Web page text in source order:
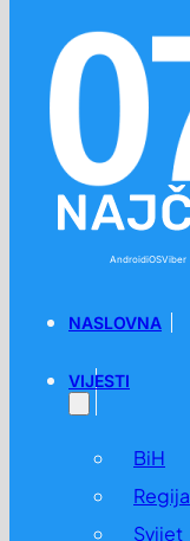
AndroidiOSViber
NASLOVNA
VIJESTI
BiH
Regija
Svijet